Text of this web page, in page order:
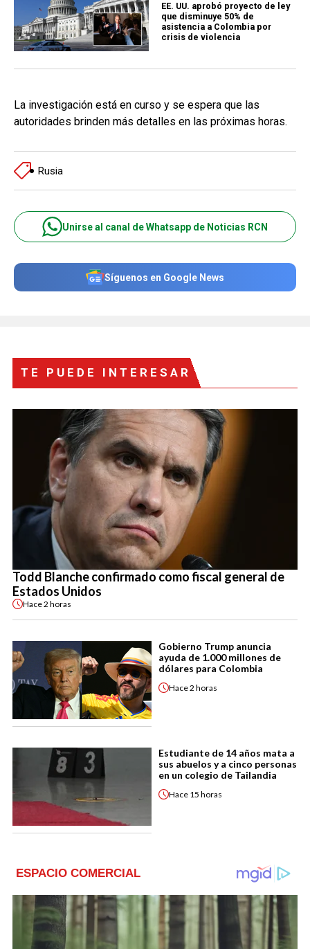
EE. UU. aprobó proyecto de ley
que disminuye 50% de
asistencia a Colombia por
crisis de violencia
La investigación está en curso y se espera que las
autoridades brinden más detalles en las próximas horas.
Rusia
Unirse al canal de Whatsapp de Noticias RCN
Síguenos en Google News
TE PUEDE INTERESAR
Todd Blanche confirmado como fiscal general de
Estados Unidos
Hace2 horas
Gobierno Trump anuncia
ayuda de 1.000 millones de
dólares para Colombia
Hace2 horas
Estudiante de 14 años mata a
sus abuelos y a cinco personas
en un colegio de Tailandia
Hace 15 horas